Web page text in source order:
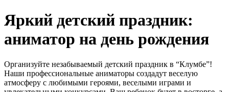
Яркий детский праздник:
аниматор на день рождения
Организуйте незабываемый детский праздник в “Клумбе”!
Наши профессиональные аниматоры создадут веселую
атмосферу с любимыми героями, веселыми играми и